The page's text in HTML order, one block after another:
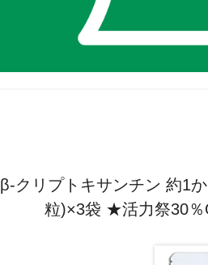
β-クリプトキサンチン 約1
粒)×3袋 ★活力祭30％